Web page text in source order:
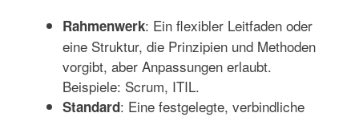
Rahmenwerk: Ein flexibler Leitfaden oder
eine Struktur, die Prinzipien und Methoden
vorgibt, aber Anpassungen erlaubt.
Beispiele: Scrum, ITIL.
Standard: Eine festgelegte, verbindliche